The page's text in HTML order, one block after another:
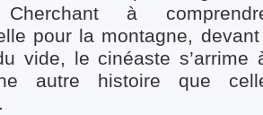
Cherchant à
pour la montagne,
vide, le cinéaste s’arrime
autre histoire que